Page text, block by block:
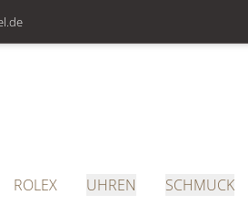
ROLEX UHREN SCHMUCK